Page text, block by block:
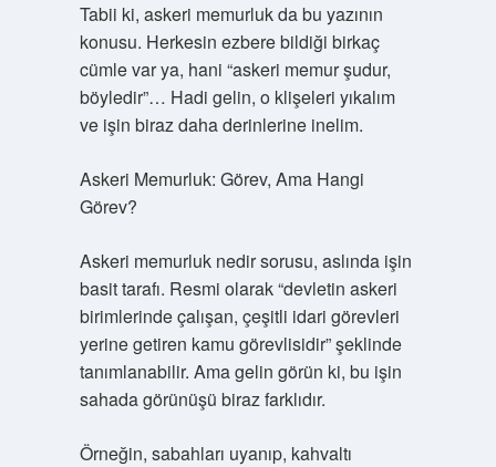
Tabii ki, askeri memurluk da bu yazının
konusu. Herkesin ezbere bildiği birkaç
cümle var ya, hani “askeri memur şudur,
böyledir”… Hadi gelin, o klişeleri yıkalım
ve işin biraz daha derinlerine inelim.
Askeri Memurluk: Görev, Ama Hangi
Görev?
Askeri memurluk nedir sorusu, aslında işin
basit tarafı. Resmi olarak “devletin askeri
birimlerinde çalışan, çeşitli idari görevleri
yerine getiren kamu görevlisidir” şeklinde
tanımlanabilir. Ama gelin görün ki, bu işin
sahada görünüşü biraz farklıdır.
Örneğin, sabahları uyanıp, kahvaltı